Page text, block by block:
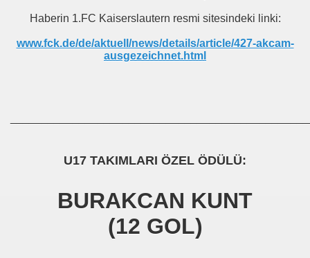
Haberin 1.FC Kaiserslautern resmi sitesindeki linki:
www.fck.de/de/aktuell/news/details/article/427-akcam-
ausgezeichnet.html
U17 TAKIMLARI ÖZEL ÖDÜLÜ:
BURAKCAN KUNT
(12 GOL)